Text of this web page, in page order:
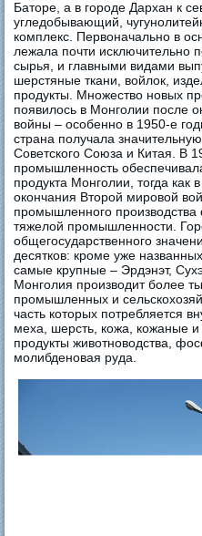
Баторе, а в городе Дархан к
угледобывающий,
комплекс. Первоначально в
лежала почти исключительно
сырья, и главными видами
шерстяные ткани, войлок,
продукты. Множество новых
появилось в Монголии после
войны – особенно в 1950-е
страна получала
Советского Союза и Китая. В
промышленность
продукта Монголии, тогда
окончания Второй мировой
промышленного производства
тяжелой промышленности.
общегосударственного
десятков: кроме уже
самые крупные – Эрдэнэт,
Монголия производит более
промышленных и
часть которых потребляется
меха, шерсть, кожа, кожаные
продукты животноводства,
молибденовая руда.